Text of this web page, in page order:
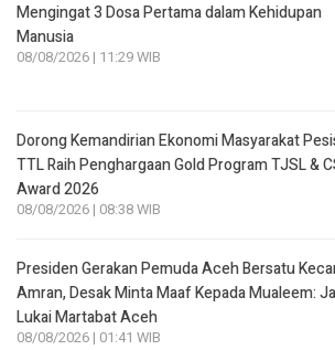
Mengingat 3 Dosa Pertama dalam Kehidupan
Manusia
08/08/2026 | 11:29 WIB
Dorong Kemandirian Ekonomi Masyarakat
TTL Raih Penghargaan Gold Program TJSL &
Award 2026
08/08/2026 | 08:38 WIB
Presiden Gerakan Pemuda Aceh Bersatu
Amran, Desak Minta Maaf Kepada Mualeem:
Lukai Martabat Aceh
08/08/2026 | 01:41 WIB